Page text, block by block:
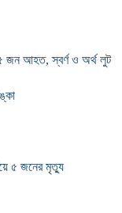
৫ জন আহত, স্বর্ণ ও অর্থ লুট
৫ জনের মৃত্যু